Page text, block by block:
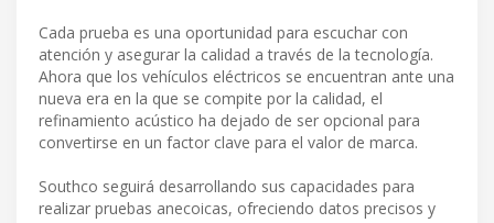
Cada prueba es una oportunidad para escuchar con
atención y asegurar la calidad a través de la tecnología.
Ahora que los vehículos eléctricos se encuentran ante una
nueva era en la que se compite por la calidad, el
refinamiento acústico ha dejado de ser opcional para
convertirse en un factor clave para el valor de marca.
Southco seguirá desarrollando sus capacidades para
realizar pruebas anecoicas, ofreciendo datos precisos y